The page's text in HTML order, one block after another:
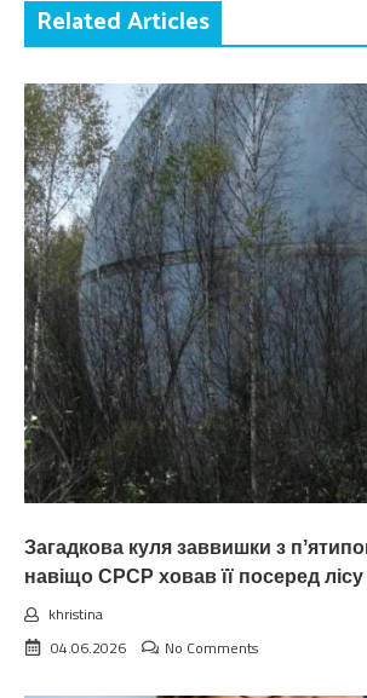
Related Articles
Загадкова куля заввишки з
навіщо СРСР ховав її посеред лісу
khristina
04.06.2026
No Comments